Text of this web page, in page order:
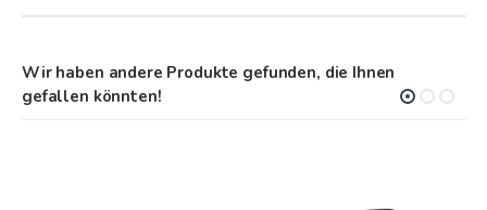
Wir haben andere Produkte gefunden, die Ihnen
gefallen könnten!